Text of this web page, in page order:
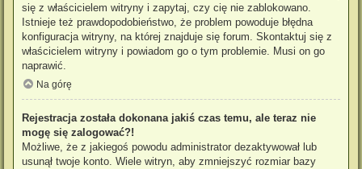
się z właścicielem witryny i zapytaj, czy cię nie zablokowano.
Istnieje też prawdopodobieństwo, że problem powoduje błędna
konfiguracja witryny, na której znajduje się forum. Skontaktuj się z
właścicielem witryny i powiadom go o tym problemie. Musi on go
naprawić.
Na górę
Rejestracja została dokonana jakiś czas temu, ale teraz nie
mogę się zalogować?!
Możliwe, że z jakiegoś powodu administrator dezaktywował lub
usunął twoje konto. Wiele witryn, aby zmniejszyć rozmiar bazy